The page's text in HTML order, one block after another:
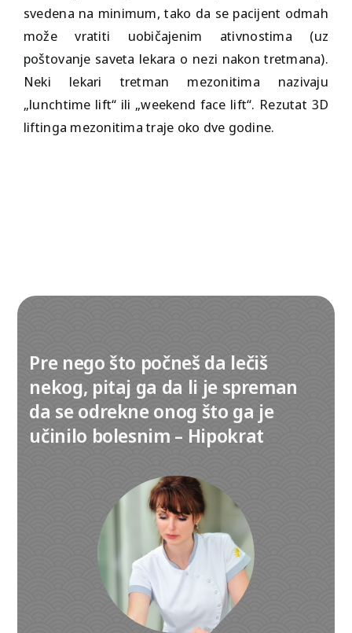
svedena na minimum, tako da se pacijent odmah
može vratiti uobičajenim ativnostima (uz
poštovanje saveta lekara o nezi nakon tretmana).
Neki lekari tretman mezonitima nazivaju
„lunchtime lift“ ili „weekend face lift“. Rezutat 3D
liftinga mezonitima traje oko dve godine.
Pre nego što počneš da lečiš
nekog, pitaj ga da li je spreman
da se odrekne onog što ga je
učinilo bolesnim – Hipokrat
Izaberite kontakt telefon:
+381 (0)69 22 74 312